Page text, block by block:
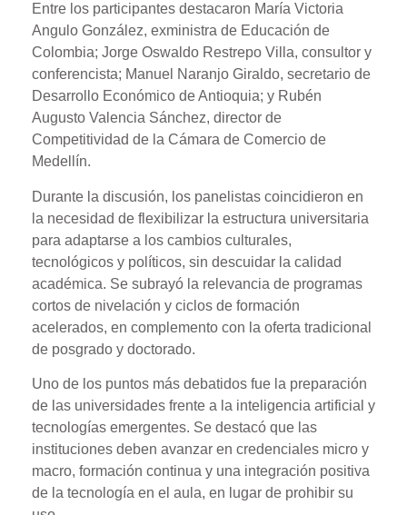
Entre los participantes destacaron María Victoria
Angulo González, exministra de Educación de
Colombia; Jorge Oswaldo Restrepo Villa, consultor y
conferencista; Manuel Naranjo Giraldo, secretario de
Desarrollo Económico de Antioquia; y Rubén
Augusto Valencia Sánchez, director de
Competitividad de la Cámara de Comercio de
Medellín.
Durante la discusión, los panelistas coincidieron en
la necesidad de flexibilizar la estructura universitaria
para adaptarse a los cambios culturales,
tecnológicos y políticos, sin descuidar la calidad
académica. Se subrayó la relevancia de programas
cortos de nivelación y ciclos de formación
acelerados, en complemento con la oferta tradicional
de posgrado y doctorado.
Uno de los puntos más debatidos fue la preparación
de las universidades frente a la inteligencia artificial y
tecnologías emergentes. Se destacó que las
instituciones deben avanzar en credenciales micro y
macro, formación continua y una integración positiva
de la tecnología en el aula, en lugar de prohibir su